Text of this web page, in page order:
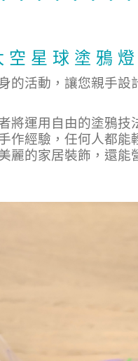
空 星 球 塗 鴉
的活動，讓您親手設
將運用自由的塗鴉技
作經驗，任何人都能
麗的家居裝飾，還能